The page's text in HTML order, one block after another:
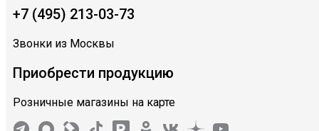
+7 (495) 213-03-73
Звонки из Москвы
Приобрести продукцию
Розничные магазины на карте